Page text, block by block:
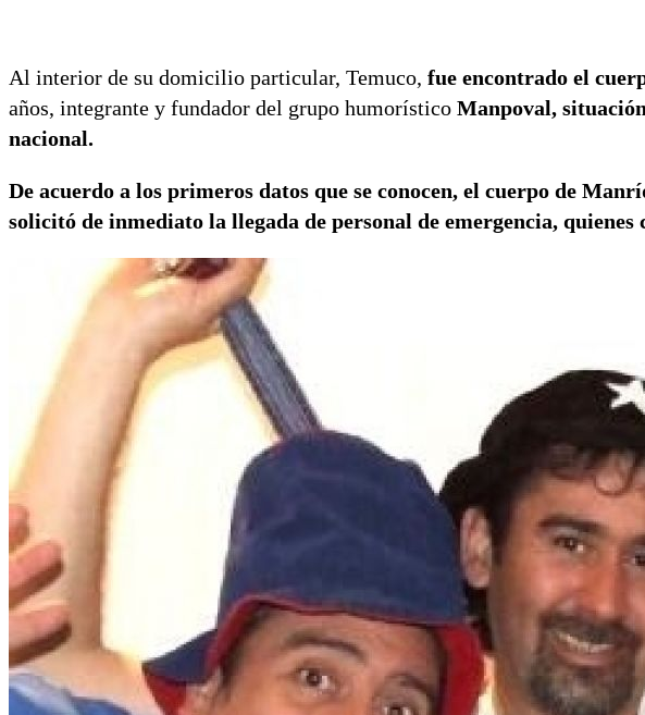
Al interior de su domicilio particular, Temuco, fue encontrado el
años, integrante y fundador del grupo humorístico Manpoval,
nacional.
De acuerdo a los primeros datos que se conocen, el cuerpo de
solicitó de inmediato la llegada de personal de emergencia,